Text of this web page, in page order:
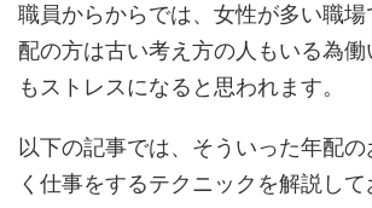
職員からからでは、女性が多い職
配の方は古い考え方の人もいる為働
もストレスになると思われます。
以下の記事では、そういった年配
く仕事をするテクニックを解説して